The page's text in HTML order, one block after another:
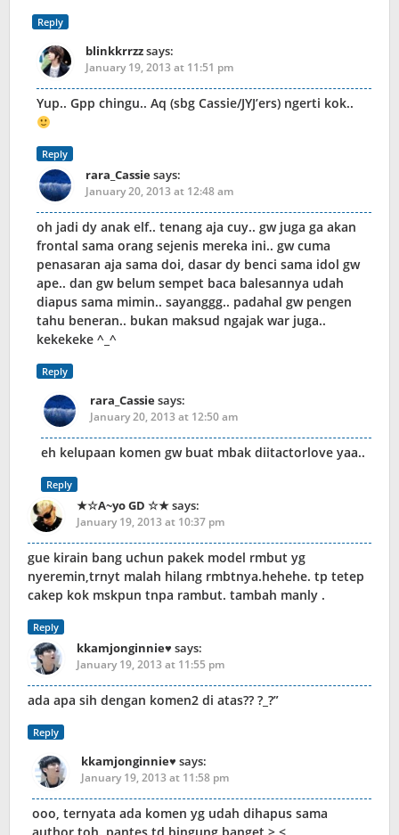
Reply
blinkkrrzzsays:
January 19, 2013 at 11:51 pm
Yup.. Gpp chingu.. Aq (sbg Cassie/JYJ’ers) ngerti kok..
Reply
rara_Cassiesays:
January 20, 2013 at 12:48 am
oh jadi dy anak elf.. tenang aja cuy.. gw juga ga akan
frontal sama orang sejenis mereka ini.. gw cuma
penasaran aja sama doi, dasar dy benci sama idol gw
ape.. dan gw belum sempet baca balesannya udah
diapus sama mimin.. sayanggg.. padahal gw pengen
tahu beneran.. bukan maksud ngajak war juga..
kekekeke ^_^
Reply
rara_Cassiesays:
January 20, 2013 at 12:50 am
eh kelupaan komen gw buat mbak diitactorlove yaa..
Reply
★☆A~yo GD ☆★says:
January 19, 2013 at 10:37 pm
gue kirain bang uchun pakek model rmbut yg
nyeremin,trnyt malah hilang rmbtnya.hehehe. tp tetep
cakep kok mskpun tnpa rambut. tambah manly .
Reply
kkamjonginnie♥ says:
January 19, 2013 at 11:55 pm
ada apa sih dengan komen2 di atas?? ?_?”
Reply
kkamjonginnie♥ says:
January 19, 2013 at 11:58 pm
ooo, ternyata ada komen yg udah dihapus sama